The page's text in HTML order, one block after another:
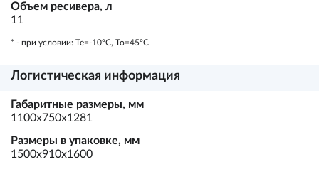
Объем ресивера, л
11
* - при условии: Te=-10ºC, To=45ºC
Логистическая информация
Габаритные размеры, мм
1100х750х1281
Размеры в упаковке, мм
1500х910х1600